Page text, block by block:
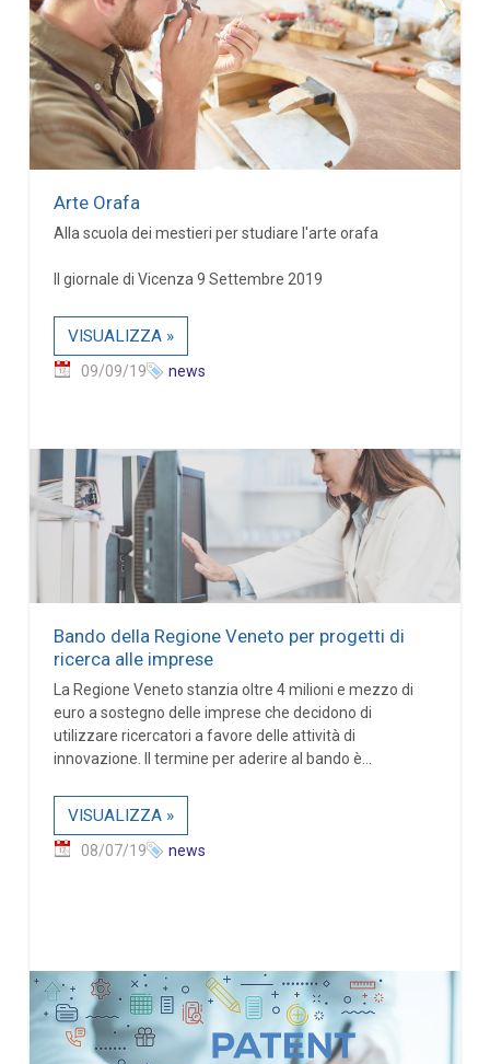
Arte Orafa
Alla scuola dei mestieri per studiare l'arte orafa
Il giornale di Vicenza 9 Settembre 2019
VISUALIZZA »
09/09/19 news
Bando della Regione Veneto per progetti di
ricerca alle imprese
La Regione Veneto stanzia oltre 4 milioni e mezzo di
euro a sostegno delle imprese che decidono di
utilizzare ricercatori a favore delle attività di
innovazione. Il termine per aderire al bando è...
VISUALIZZA »
08/07/19 news